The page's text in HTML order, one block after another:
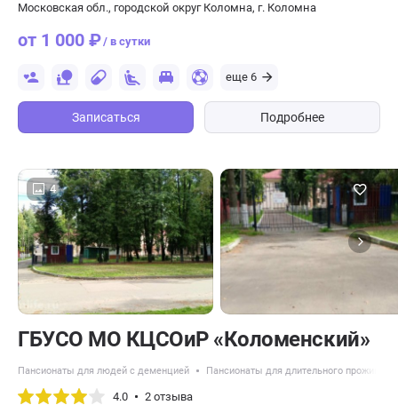
Московская обл., городской округ Коломна, г. Коломна
от 1 000 ₽/ в сутки
еще 6
Записаться Подробнее
4
ГБУСО МО КЦСОиР «Коломенский»
Пансионаты для людей с деменцией Пансионаты для длительного
4.0 2 отзыва